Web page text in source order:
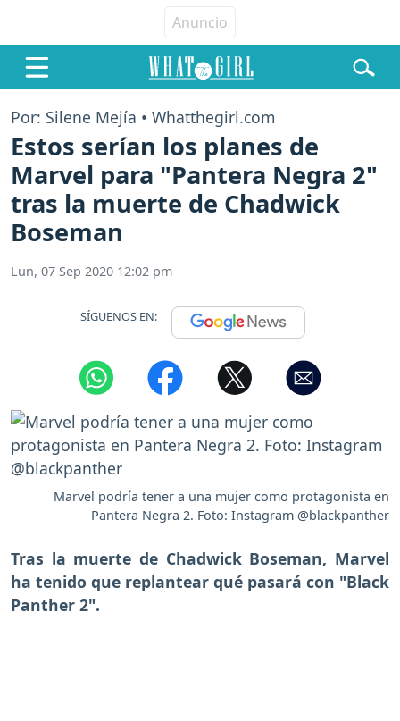
Por: Silene Mejía • Whatthegirl.com
Estos serían los planes de
Marvel para "Pantera Negra 2"
tras la muerte de Chadwick
Boseman
Lun, 07 Sep 2020 12:02 pm
SÍGUENOS EN:
Marvel podría tener a una mujer como protagonista en
Pantera Negra 2. Foto: Instagram @blackpanther
Tras la muerte de Chadwick Boseman, Marvel
ha tenido que replantear qué pasará con "Black
Panther 2".